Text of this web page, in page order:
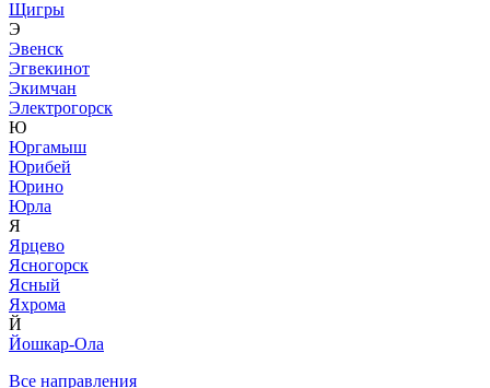
Щигры
Э
Эвенск
Эгвекинот
Экимчан
Электрогорск
Ю
Юргамыш
Юрибей
Юрино
Юрла
Я
Ярцево
Ясногорск
Ясный
Яхрома
Й
Йошкар-Ола
Все направления